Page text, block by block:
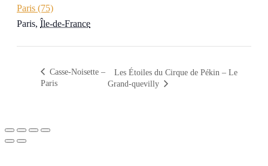
Paris (75)
Paris, Île-de-France
Casse-Noisette –
Paris
Les Étoiles du Cirque de Pékin – Le
Grand-quevilly